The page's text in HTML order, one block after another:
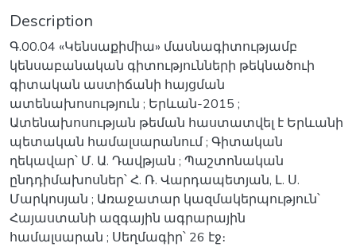
Description
Գ.00.04 «Կենսաքիմիա» մասնագիտությամբ
կենսաբանական գիտությունների թեկնածուի
գիտական աստիճանի հայցման
ատենախոսություն ; Երևան-2015 ;
Ատենախոսության թեման հաստատվել է Երևանի
պետական համալսարանում ; Գիտական
ղեկավար՝ Մ. Ա. Դավթյան ; Պաշտոնական
ընդդիմախոսներ՝ Հ. Ռ. Վարդապետյան, Լ. Ս.
Մարկոսյան ; Առաջատար կազմակերպություն՝
Հայաստանի ազգային ագրարային
համալսարան ; Սեղմագիր՝ 26 էջ։